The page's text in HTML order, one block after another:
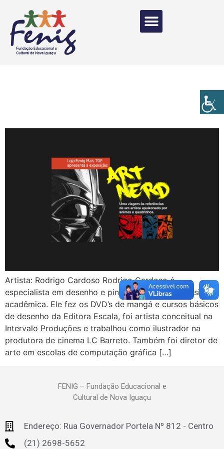
Artista: Rodrigo Cardoso Rodrigo Cardoso é
especialista em desenho e pintura tradicional clássica e
acadêmica. Ele fez os DVD’s de mangá e cursos básicos
de desenho da Editora Escala, foi artista conceitual na
Intervalo Produções e trabalhou como ilustrador na
produtora de cinema LC Barreto. Também foi diretor de
arte em escolas de computação gráfica […]
FENIG – Fundação Educacional e
Cultural de Nova Iguaçu
Endereço: Rua Governador Portela Nº 812 - Centro
(21) 2698-5652